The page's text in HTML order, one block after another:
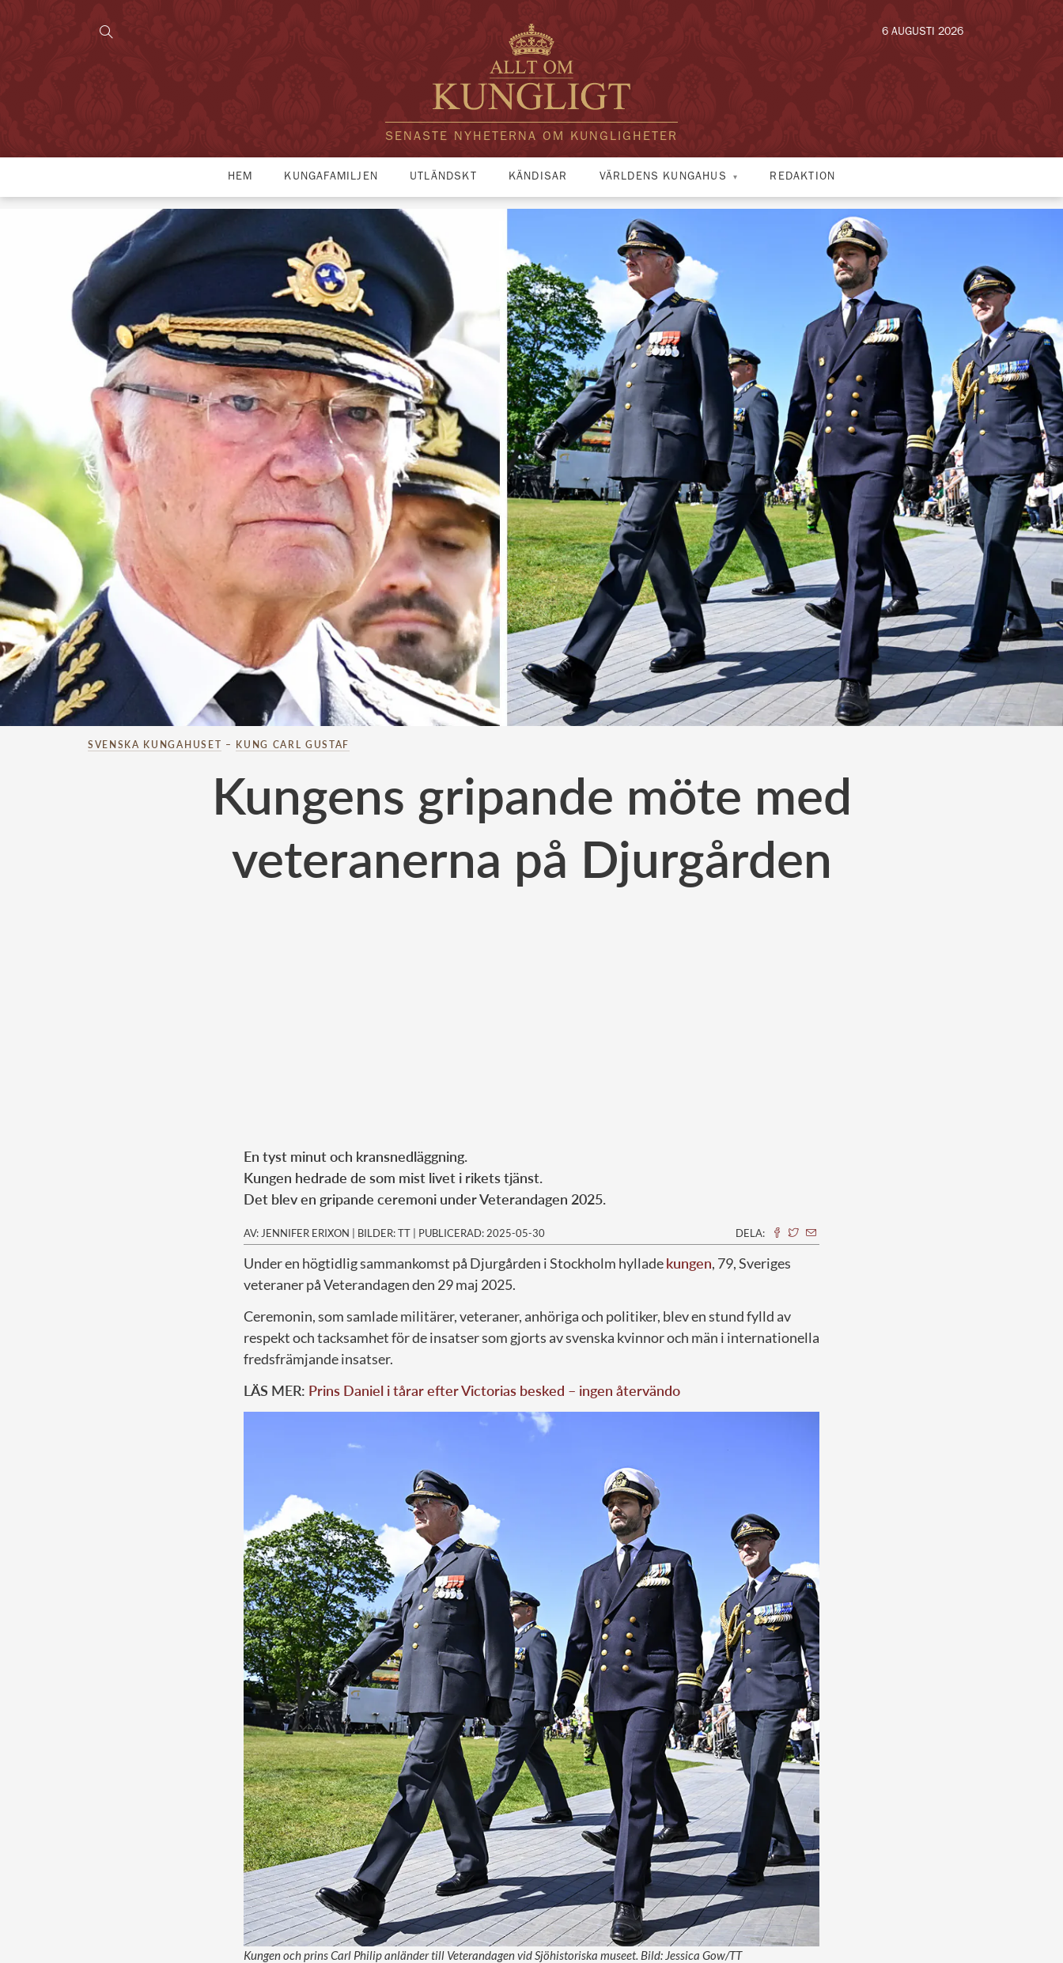
SENASTE NYHETERNA OM KUNGLIGHETER
6 AUGUSTI 2026
HEM KUNGAFAMILJEN UTLÄNDSKT KÄNDISAR VÄRLDENS KUNGAHUS REDAKTION
SVENSKA KUNGAHUSET – KUNG CARL GUSTAF
Kungens gripande möte med
veteranerna på Djurgården
En tyst minut och kransnedläggning.
Kungen hedrade de som mist livet i rikets tjänst.
Det blev en gripande ceremoni under Veterandagen 2025.
AV: JENNIFER ERIXON | BILDER: TT | PUBLICERAD: 2025-05-30 DELA:
Under en högtidlig sammankomst på Djurgården i Stockholm hylladekungen, 79, Sveriges
veteraner på Veterandagen den 29 maj 2025.
Ceremonin, som samlade militärer, veteraner, anhöriga och politiker, blev en stund fylld av
respekt och tacksamhet för de insatser som gjorts av svenska kvinnor och män i internationella
fredsfrämjande insatser.
LÄS MER: Prins Daniel i tårar efter Victorias besked – ingen återvändo
Kungen och prins Carl Philip anländer till Veterandagen vid Sjöhistoriska museet. Bild: Jessica Gow/TT